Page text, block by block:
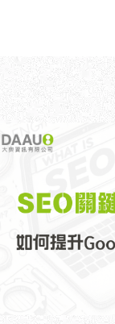
網站語法：提升SEO
關鍵字分布：精準地
與語法微調：搜尋引
麼？